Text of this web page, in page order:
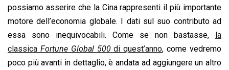
possiamo asserire che la Cina rappresenti il più importante
motore dell’economia globale. I dati sul suo contributo ad
essa sono inequivocabili. Come se non bastasse, la
classica Fortune Global 500di quest’anno, come vedremo
poco più avanti in dettaglio, è andata ad aggiungere un altro